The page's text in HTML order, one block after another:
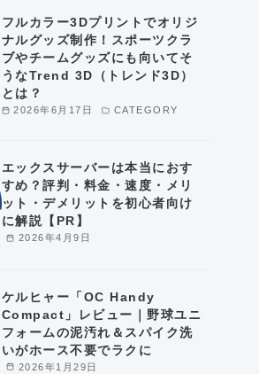
2026年6月17日 CATEGORY
フルカラー3Dプリントでオリジ
ナルグッズ制作！スポーツクラ
ブやチームグッズにも向いてそ
うなTrend 3D（トレンド3D）
とは？
2026年4月9日
エックスサーバーは本当におす
すめ？評判・料金・速度・メリ
ット・デメリットを初心者向け
に解説【PR】
2026年1月29日
ケルヒャー「OC Handy
Compact」レビュー｜野球ユニ
フォームの泥汚れ＆スパイク洗
いがホース不要でラクに